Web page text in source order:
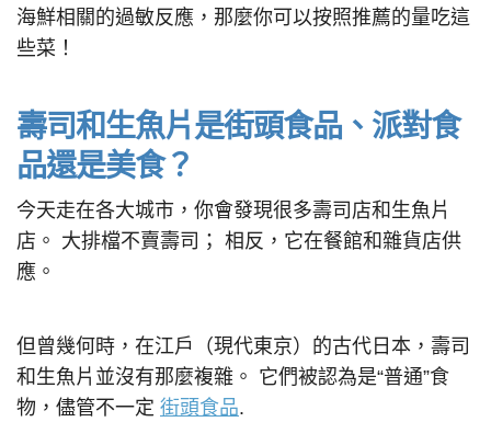
海鮮相關的過敏反應，那麼你可以按照推薦的量吃這
些菜！
壽司和生魚片是街頭食品、派對食
品還是美食？
今天走在各大城市，你會發現很多壽司店和生魚片
店。 大排檔不賣壽司； 相反，它在餐館和雜貨店供
應。
但曾幾何時，在江戶（現代東京）的古代日本，壽司
和生魚片並沒有那麼複雜。 它們被認為是“普通”食
物，儘管不一定 街頭食品.